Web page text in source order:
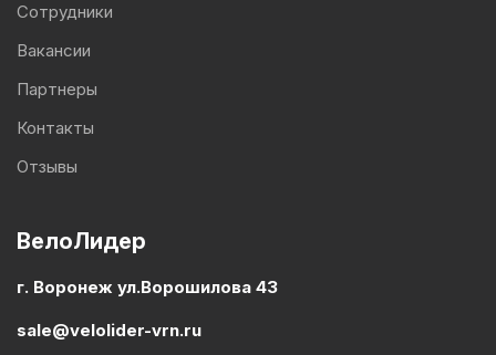
ВелоЛидер
г. Воронеж ул.Ворошилова 43
sale@velolider-vrn.ru
Сотрудники
Вакансии
Партнеры
Контакты
Отзывы